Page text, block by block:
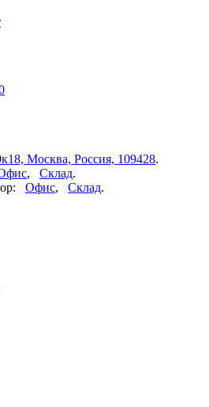
Москва, Россия, 109428.
, Склад.
Офис, Склад.